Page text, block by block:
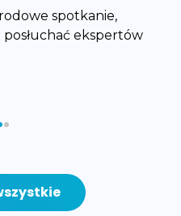
spotkanie,
ekspertów